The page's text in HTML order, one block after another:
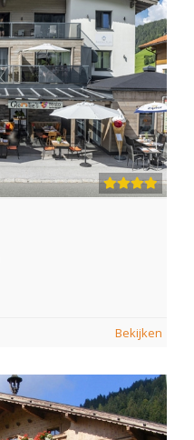
Bekijken